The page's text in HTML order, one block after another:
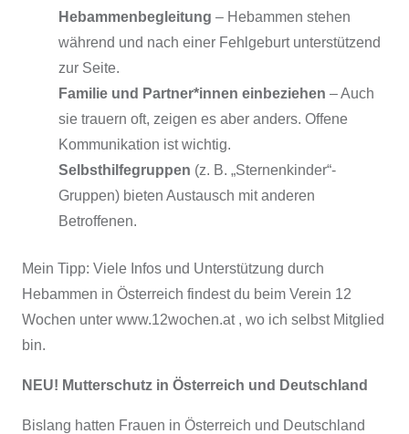
Hebammenbegleitung – Hebammen stehen
während und nach einer Fehlgeburt unterstützend
zur Seite.
Familie und Partner*innen einbeziehen – Auch
sie trauern oft, zeigen es aber anders. Offene
Kommunikation ist wichtig.
Selbsthilfegruppen (z. B. „Sternenkinder“-
Gruppen) bieten Austausch mit anderen
Betroffenen.
Mein Tipp: Viele Infos und Unterstützung durch
Hebammen in Österreich findest du beim Verein 12
Wochen unter www.12wochen.at , wo ich selbst Mitglied
bin.
NEU! Mutterschutz in Österreich und Deutschland
Bislang hatten Frauen in Österreich und Deutschland